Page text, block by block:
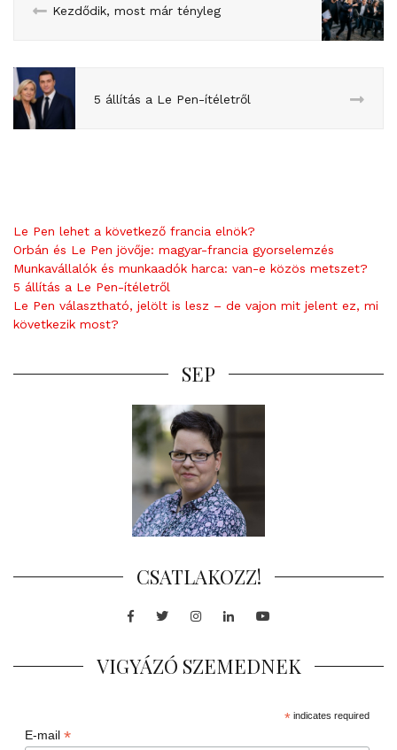
Kezdődik, most már tényleg
5 állítás a Le Pen-ítéletről
Le Pen lehet a következő francia elnök?
Orbán és Le Pen jövője: magyar-francia gyorselemzés
Munkavállalók és munkaadók harca: van-e közös metszet?
5 állítás a Le Pen-ítéletről
Le Pen választható, jelölt is lesz – de vajon mit jelent ez, mi
következik most?
SEP
CSATLAKOZZ!
Facebook
TwitterInstagram
LinkedInYoutube
VIGYÁZÓ SZEMEDNEK
*indicates required
E-mail *